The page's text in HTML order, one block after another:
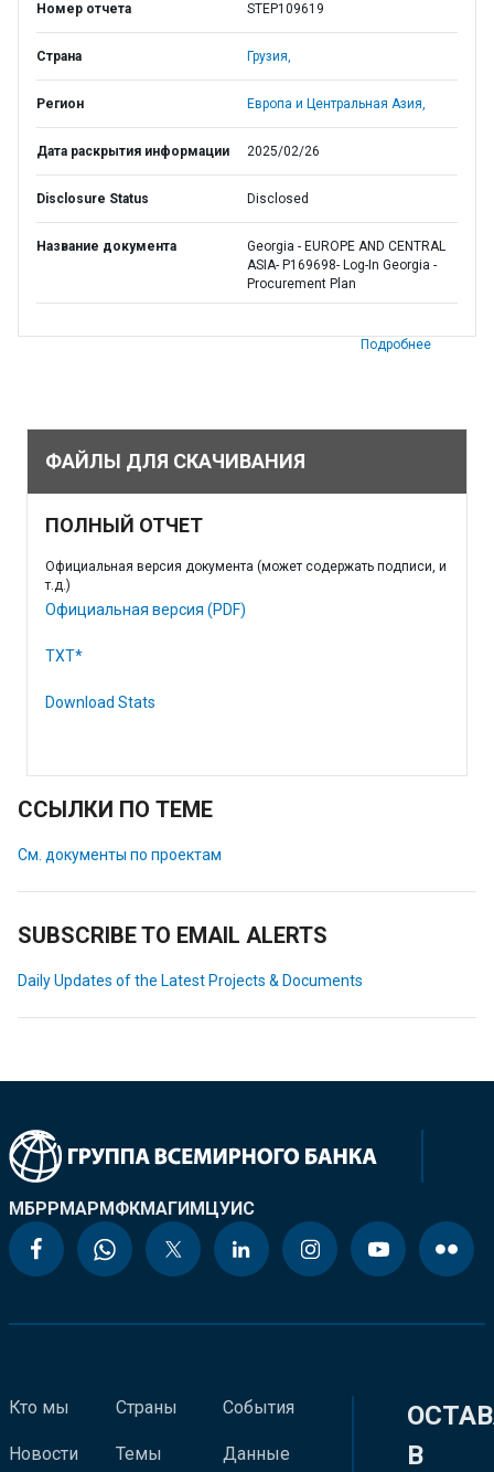
Номер отчета STEP109619
Страна Грузия,
Регион Европа и Центральная Азия,
Дата раскрытия информации 2025/02/26
Disclosure Status Disclosed
Название документа
Georgia - EUROPE AND CENTRAL
ASIA- P169698- Log-In Georgia -
Procurement Plan
Подробнее
ФАЙЛЫ ДЛЯ СКАЧИВАНИЯ
ПОЛНЫЙ ОТЧЕТ
Официальная версия документа (может содержать подписи, и
т.д.)
Официальная версия (PDF)
TXT*
Download Stats
ССЫЛКИ ПО ТЕМЕ
См. документы по проектам
SUBSCRIBE TO EMAIL ALERTS
Daily Updates of the Latest Projects & Documents
МБРРМАРМФКМАГИМЦУИС
Кто мы
Новости
Страны
Темы
События
Данные
В